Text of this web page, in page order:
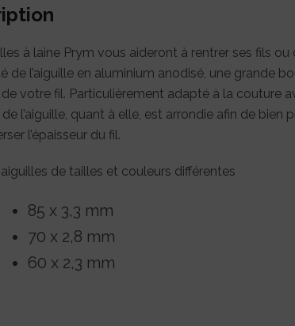
à laine Prym vous aideront à rentrer ses fils ou
de l’aiguille en aluminium anodisé, une grande
votre fil. Particulièrement adapté à la couture
l’aiguille, quant à elle, est arrondie afin de bien
l’épaisseur du fil.
de tailles et couleurs différentes
85 x 3,3 mm
70 x 2,8 mm
60 x 2,3 mm